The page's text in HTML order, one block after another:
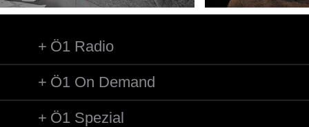
Ö1 Radio
Ö1 On Demand
Ö1 Spezial